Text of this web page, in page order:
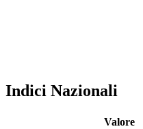
Indici Nazionali
Valore